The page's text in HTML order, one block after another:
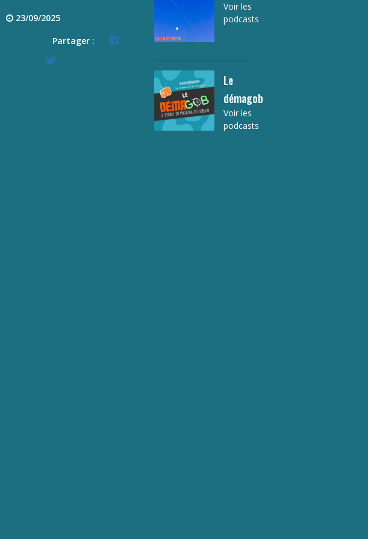
23/09/2025
Partager :
Voir les
podcasts
Le
démagob
Voir les
podcasts